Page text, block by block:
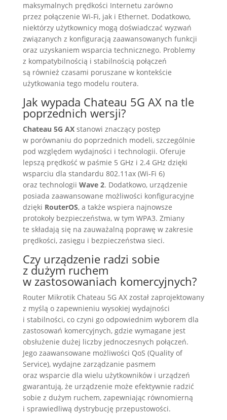
maksymalnych prędkości Internetu zarówno
przez połączenie Wi-Fi, jak i Ethernet. Dodatkowo,
niektórzy użytkownicy mogą doświadczać wyzwań
związanych z konfiguracją zaawansowanych funkcji
oraz uzyskaniem wsparcia technicznego. Problemy
z kompatybilnością i stabilnością połączeń
są również czasami poruszane w kontekście
użytkowania tego modelu routera.
Jak wypada Chateau 5G AX na tle
poprzednich wersji?
Chateau 5G AXstanowi znaczący postęp
w porównaniu do poprzednich modeli, szczególnie
pod względem wydajności i technologii. Oferuje
lepszą prędkość w paśmie 5 GHz i 2.4 GHz dzięki
wsparciu dla standardu 802.11ax (Wi-Fi 6)
oraz technologii Wave 2. Dodatkowo, urządzenie
posiada zaawansowane możliwości konfiguracyjne
dzięki RouterOS, a także wspiera najnowsze
protokoły bezpieczeństwa, w tym WPA3. Zmiany
te składają się na zauważalną poprawę w zakresie
prędkości, zasięgu i bezpieczeństwa sieci.
Czy urządzenie radzi sobie
z dużym ruchem
w zastosowaniach komercyjnych?
Router Mikrotik Chateau 5G AX został zaprojektowany
z myślą o zapewnieniu wysokiej wydajności
i stabilności, co czyni go odpowiednim wyborem dla
zastosowań komercyjnych, gdzie wymagane jest
obsłużenie dużej liczby jednoczesnych połączeń.
Jego zaawansowane możliwości QoS (Quality of
Service), wydajne zarządzanie pasmem
oraz wsparcie dla wielu użytkowników i urządzeń
gwarantują, że urządzenie może efektywnie radzić
sobie z dużym ruchem, zapewniając równomierną
i sprawiedliwą dystrybucję przepustowości.